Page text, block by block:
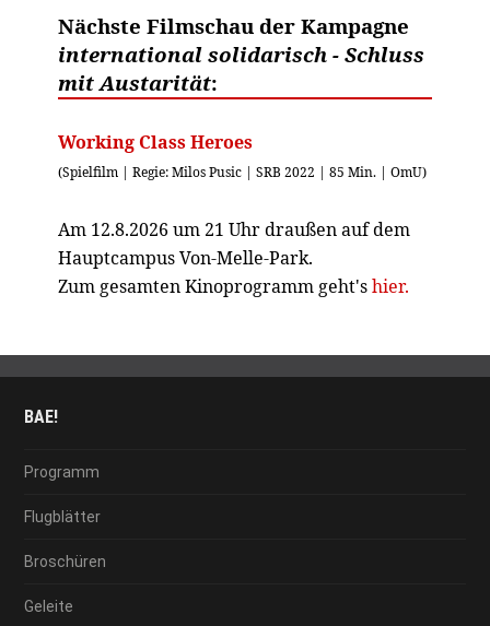
Nächste Filmschau der Kampagne
international solidarisch - Schluss
mit Austarität:
Working Class Heroes
(Spielfilm | Regie: Milos Pusic | SRB 2022 | 85 Min. | OmU)
Am 12.8.2026 um 21 Uhr draußen auf dem
Hauptcampus Von-Melle-Park.
Zum gesamten Kinoprogramm geht'shier.
BAE!
Programm
Flugblätter
Broschüren
Geleite